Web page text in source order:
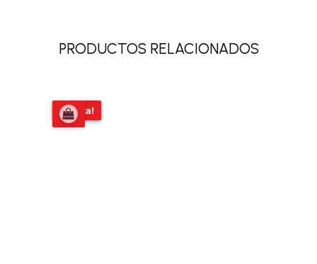
PRODUCTOS RELACIONADOS
¡Oferta!
¡Oferta!
El
original